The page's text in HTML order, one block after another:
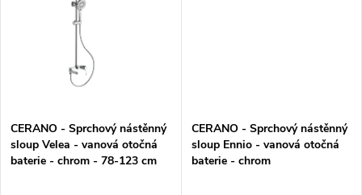
CERANO - Sprchový nástěnný
sloup Velea - vanová otočná
baterie - chrom - 78-123 cm
CERANO - Sprchový nástěnný
sloup Ennio - vanová otočná
baterie - chrom